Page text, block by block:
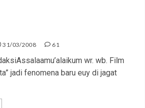
31/03/2008 61
wr. wb. Film
jadi fenomena baru euy di jagat